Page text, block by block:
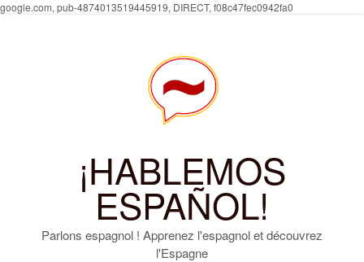
google.com, pub-4874013519445919, DIRECT, f08c47fec0942fa0
¡HABLEMOS
ESPAÑOL!
Parlons espagnol ! Apprenez l'espagnol et découvrez
l'Espagne